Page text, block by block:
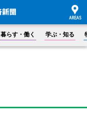
暮らす・働く 学ぶ・知る